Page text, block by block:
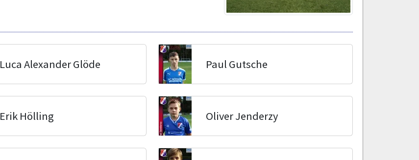
Luca Alexander Glöde Paul Gutsche
Erik Hölling Oliver Jenderzy